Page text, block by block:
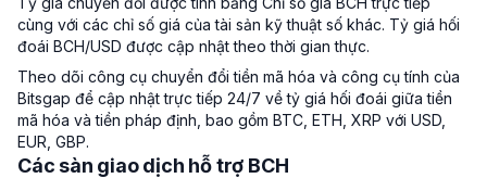
cùng với các chỉ số giá của tài sản kỹ thuật số khác. Tỷ giá hối
đoái BCH/USD được cập nhật theo thời gian thực.
Theo dõi công cụ chuyển đổi tiền mã hóa và công cụ tính của
Bitsgap để cập nhật trực tiếp 24/7 về tỷ giá hối đoái giữa tiền
mã hóa và tiền pháp định, bao gồm BTC, ETH, XRP với USD,
EUR, GBP.
Các sàn giao dịch hỗ trợ BCH